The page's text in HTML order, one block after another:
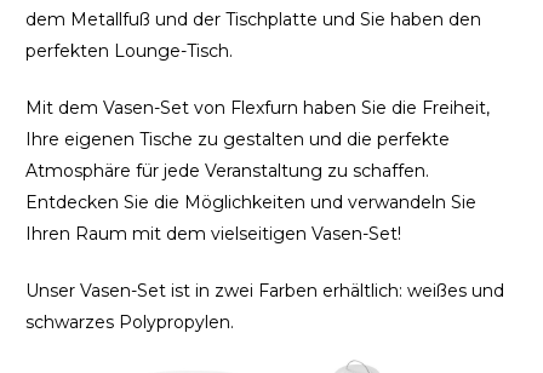
dem Metallfuß und der Tischplatte und Sie haben den
perfekten Lounge-Tisch.
Mit dem Vasen-Set von Flexfurn haben Sie die Freiheit,
Ihre eigenen Tische zu gestalten und die perfekte
Atmosphäre für jede Veranstaltung zu schaffen.
Entdecken Sie die Möglichkeiten und verwandeln Sie
Ihren Raum mit dem vielseitigen Vasen-Set!
Unser Vasen-Set ist in zwei Farben erhältlich: weißes und
schwarzes Polypropylen.